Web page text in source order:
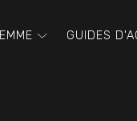
GUIDES